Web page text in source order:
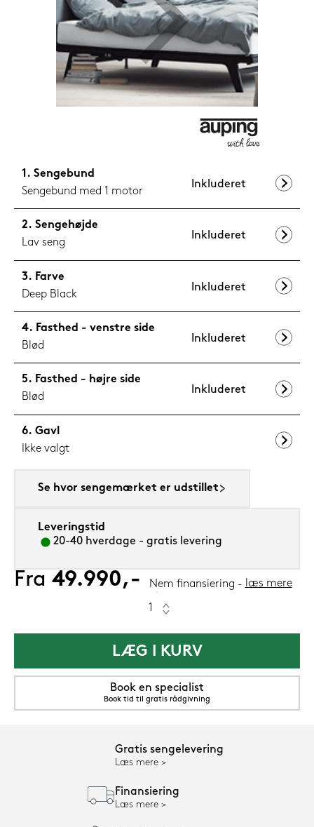
599,-
Sengebund
Sengebund med 1 motor
Inkluderet
Sengehøjde
Lav seng
Inkluderet
Farve
Deep Black
Inkluderet
Fasthed - venstre side
Blød
Inkluderet
Fasthed - højre side
Blød
Inkluderet
Gavl
Ikke valgt
Se hvor sengemærket er udstillet
Leveringstid
20-40 hverdage - gratis levering
Fra 49.990,- Nem finansiering læs mere
LÆG I KURV
Book en specialist
Book tid til gratis rådgivning
Gratis sengelevering
Læs mere
Finansiering
Læs mere